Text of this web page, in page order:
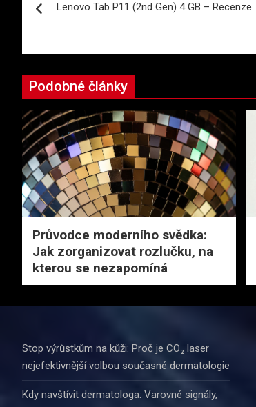
pro
příspěvek
Lenovo Tab P11 (2nd Gen) 4 GB – Recenze
Podobné články
Průvodce moderního svědka:
Jak zorganizovat rozlučku, na
kterou se nezapomíná
Stop výrůstkům na kůži: Proč je CO₂ laser
nejefektivnější volbou současné dermatologie
Kdy navštívit dermatologa: Varovné signály,